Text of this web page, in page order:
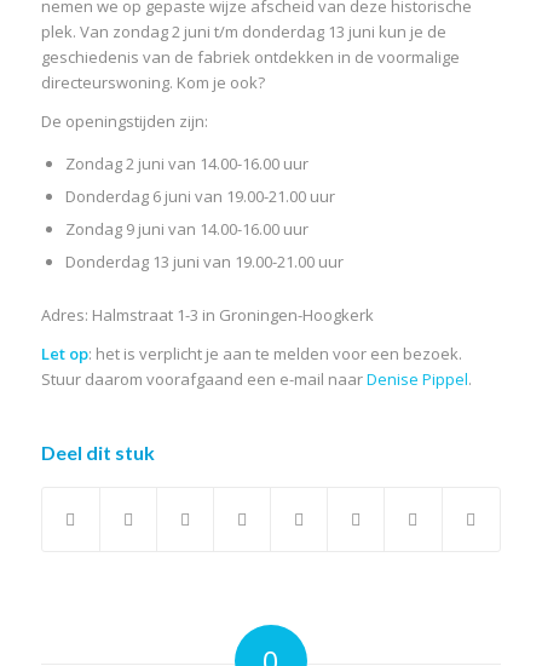
nemen we op gepaste wijze afscheid van deze historische
plek. Van zondag 2 juni t/m donderdag 13 juni kun je de
geschiedenis van de fabriek ontdekken in de voormalige
directeurswoning. Kom je ook?
De openingstijden zijn:
Zondag 2 juni van 14.00-16.00 uur
Donderdag 6 juni van 19.00-21.00 uur
Zondag 9 juni van 14.00-16.00 uur
Donderdag 13 juni van 19.00-21.00 uur
Adres: Halmstraat 1-3 in Groningen-Hoogkerk
Let op: het is verplicht je aan te melden voor een bezoek.
Stuur daarom voorafgaand een e-mail naarDenise Pippel.
Deel dit stuk